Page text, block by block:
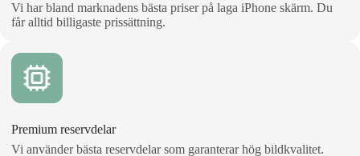
Vi har bland marknadens bästa priser på laga iPhone skärm. Du
får alltid billigaste prissättning.
Premium reservdelar
Vi använder bästa reservdelar som garanterar hög bildkvalitet.